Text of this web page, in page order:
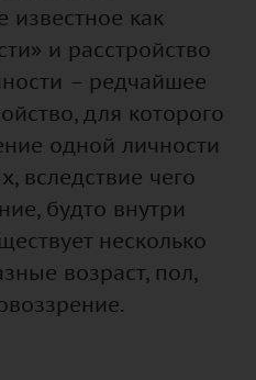
известное как
и расстройство
– редчайшее
для которого
одной личности
вследствие чего
будто внутри
несколько
возраст, пол,